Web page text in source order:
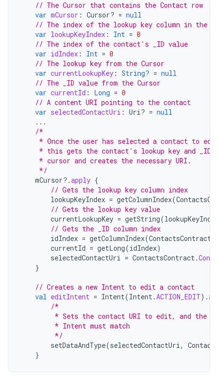
// The Cursor that contains the Contact row
var mCursor : Cursor? = null
// The index of the lookup key column in the
var lookupKeyIndex : Int = 0
// The index of the contact's _ID value
var idIndex : Int = 0
// The lookup key from the Cursor
var currentLookupKey : String? = null
// The _ID value from the Cursor
var currentId : Long = 0
// A content URI pointing to the contact
var selectedContactUri : Uri? = null
...
/*
* Once the user has selected a contact to
* this gets the contact's lookup key and _ID
     * cursor and creates the necessary URI.
     */
mCursor?.apply {
// Gets the lookup key column index
lookupKeyIndex = getColumnIndex(
// Gets the lookup key value
currentLookupKey = getString(
// Gets the _ID column index
idIndex = getColumnIndex(ContactsContract
currentId = getLong(idIndex)
selectedContactUri = ContactsContract.
}
// Creates a new Intent to edit a contact
val editIntent = Intent(Intent.ACTION_EDIT).
/*
* Sets the contact URI to edit, and the
         * Intent must match
         */
setDataAndType(selectedContactUri,
}